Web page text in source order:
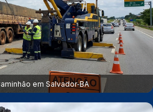
em Salvador‑BA